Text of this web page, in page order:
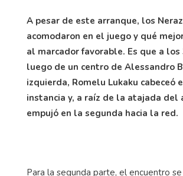
A pesar de este arranque, los
acomodaron en el juego y qué
al marcador favorable. Es que a los
luego de un centro de Alessandro
izquierda, Romelu Lukaku cabeceó
instancia y, a raíz de la atajada del
empujó en la segunda hacia la red.
Para la segunda parte, el encuentro